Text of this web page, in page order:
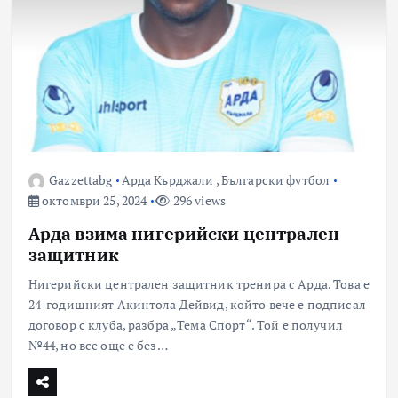
Gazzettabg Арда Кърджали ,Български футбол
октомври 25, 2024
296 views
Арда взима нигерийски централен
защитник
Нигерийски централен защитник тренира с Арда. Това е
24-годишният Акинтола Дейвид, който вече е подписал
договор с клуба, разбра „Тема Спорт“. Той е получил
№44, но все още е без…